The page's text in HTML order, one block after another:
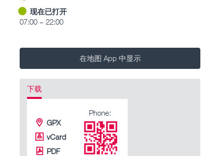
现在已打开
07:00 – 22:00
在地图 App 中显示
下载
GPX
vCard
PDF
Phone: